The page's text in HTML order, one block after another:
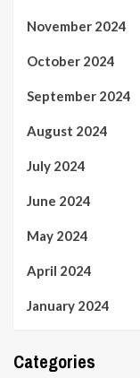
November 2024
October 2024
September 2024
August 2024
July 2024
June 2024
May 2024
April 2024
January 2024
Categories